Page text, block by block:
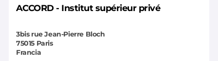
ACCORD - Institut supérieur privé
3bis rue Jean-Pierre Bloch
75015 Paris
Francia